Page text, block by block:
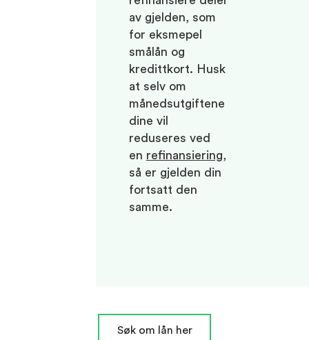
av gjelden, som
for eksmepel
smålån og
kredittkort. Husk
at selv om
månedsutgiftene
dine vil
reduseres ved
en refinansiering,
så er gjelden din
fortsatt den
samme.
Søk om lån her